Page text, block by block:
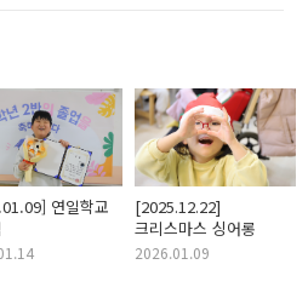
연일학교
[2025.12.22]
크리스마스 싱어롱
2026.01.09